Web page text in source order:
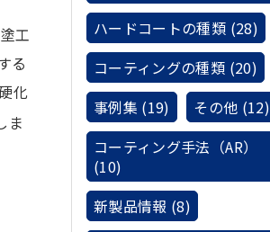
工
る
化
ま
ハードコートの種類 (28)
コーティングの種類 (20)
事例集 (19)
その他 (12)
コーティング手法（AR）
(10)
新製品情報 (8)